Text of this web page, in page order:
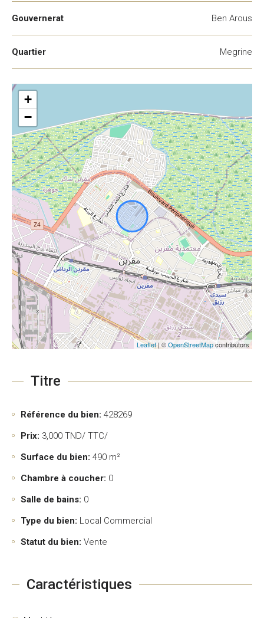
Gouvernerat Ben Arous
Quartier Megrine
+
−
Leaflet| ©OpenStreetMapcontributors
Titre
Référence du bien: 428269
Prix: 3,000 TND/ TTC/
Surface du bien: 490 m²
Chambre à coucher: 0
Salle de bains: 0
Type du bien: Local Commercial
Statut du bien: Vente
Caractéristiques